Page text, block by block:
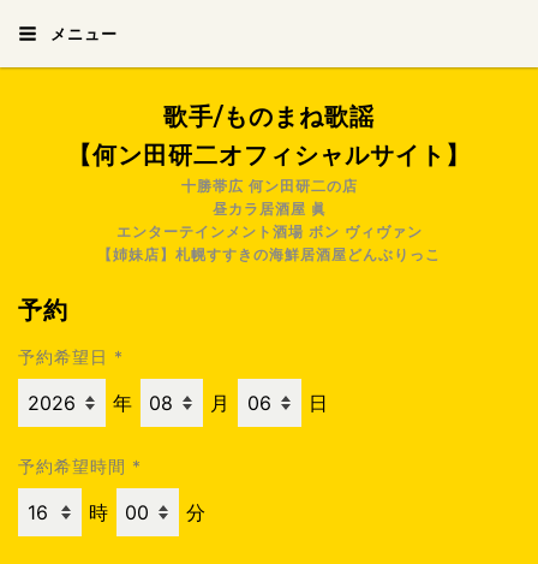
メニュー
歌手/ものまね歌謡
【何ン田研二オフィシャルサイト】
十勝帯広 何ン田研二の店
昼カラ居酒屋 眞
エンターテインメント酒場 ボン ヴィヴァン
【姉妹店】札幌すすきの海鮮居酒屋どんぶりっこ
予約
予約希望日 *
年 月 日
予約希望時間 *
時 分